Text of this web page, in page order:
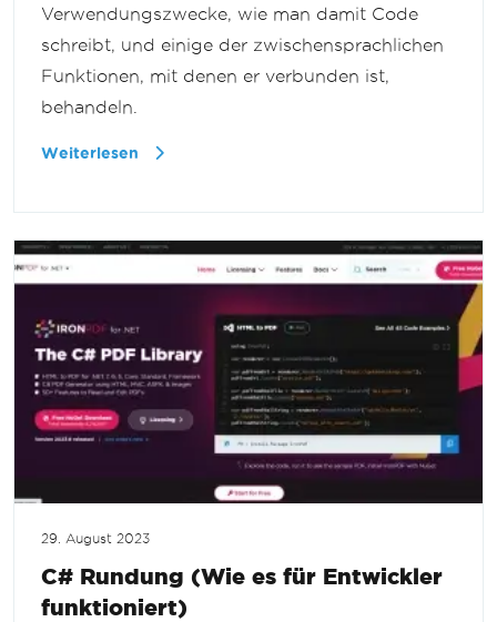
Verwendungszwecke, wie man damit Code
schreibt, und einige der zwischensprachlichen
Funktionen, mit denen er verbunden ist,
behandeln.
Weiterlesen
29. August 2023
C# Rundung (Wie es für Entwickler
funktioniert)